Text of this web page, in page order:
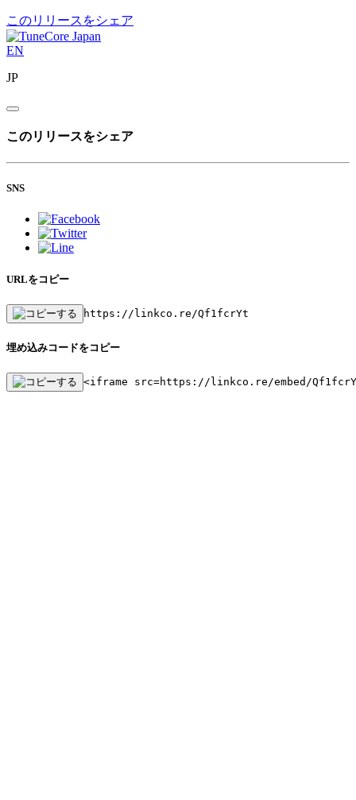
このリリースをシェア
EN
JP
このリリースをシェア
SNS
URLをコピー
https://linkco.re/Qf1fcrYt
埋め込みコードをコピー
<iframe src=https://linkco.re/embed/